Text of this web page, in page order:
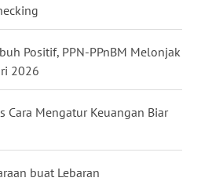
Positif, PPN-PPnBM Melonjak
2026
Cara Mengatur Keuangan Biar
buat Lebaran